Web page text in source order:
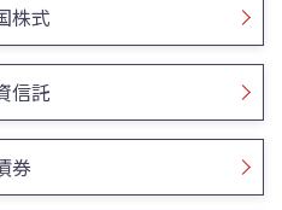
株式
信託
券